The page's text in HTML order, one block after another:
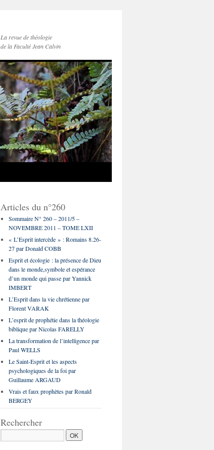
La revue de théologie
de la Faculté Jean Calvin
Articles du n°260
Sommaire N° 260 – 2011/5 –
NOVEMBRE 2011 – TOME LXII
« L’Esprit intercède » : Romains 8.26-
27 par Donald COBB
Esprit et écologie : la présence de Dieu
dans le monde,symbole et espérance
d’un monde qui passe par Yannick
IMBERT
L’Esprit dans la vie chrétienne par
Florent VARAK
L’esprit de prophétie dans la théologie
biblique par Nicolas FARELLY
La transformation de l’intelligence par
Paul WELLS
Le Saint-Esprit et les aspects
psychologiques de la foi par
Guillaume ARGAUD
Vrais et faux prophètes par Ronald
BERGEY
Rechercher